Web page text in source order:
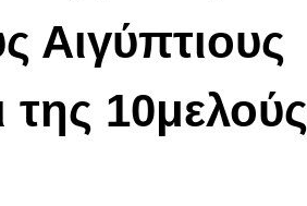
Αιγύπτιους
της 10μελούς